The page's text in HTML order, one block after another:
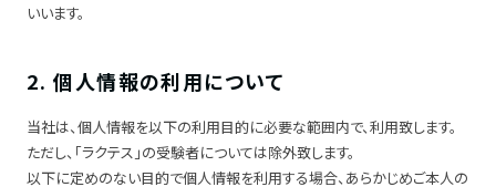
いいます。
2. 個人情報の利用について
当社は、個人情報を以下の利用目的に必要な範囲内で、利用致します。
ただし、「ラクテス」の受験者については除外致します。
以下に定めのない目的で個人情報を利用する場合、あらかじめご本人の